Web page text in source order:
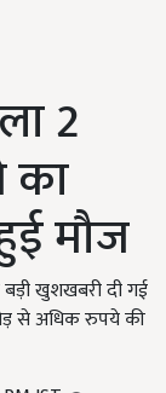
2
मौज
खुशखबरी दी गई
से अधिक रुपये की